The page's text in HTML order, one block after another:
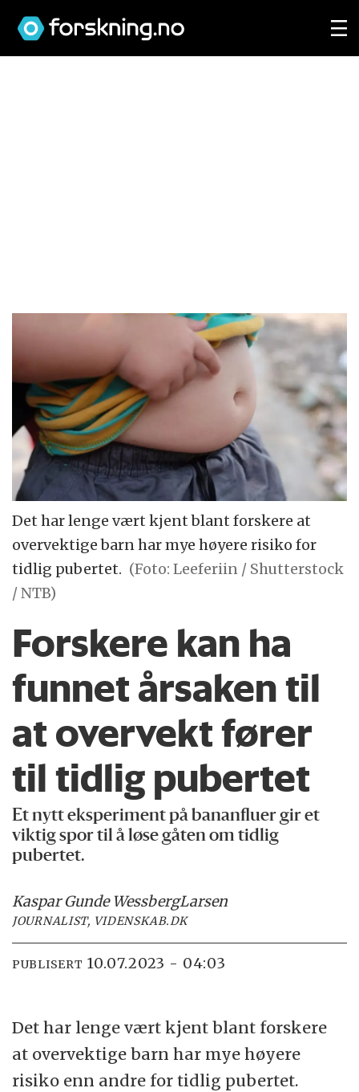
Det har lenge vært kjent blant forskere at
overvektige barn har mye høyere risiko for
tidlig pubertet. (Foto: Leeferiin / Shutterstock
/ NTB)
Forskere kan ha
funnet årsaken til
at overvekt fører
til tidlig pubertet
Et nytt eksperiment på bananfluer gir et
viktig spor til å løse gåten om tidlig
pubertet.
Kaspar Gunde WessbergLarsen
JOURNALIST, VIDENSKAB.DK
PUBLISERT 10.07.2023 - 04:03
Det har lenge vært kjent blant forskere
at overvektige barn har mye høyere
risiko enn andre for tidlig pubertet.